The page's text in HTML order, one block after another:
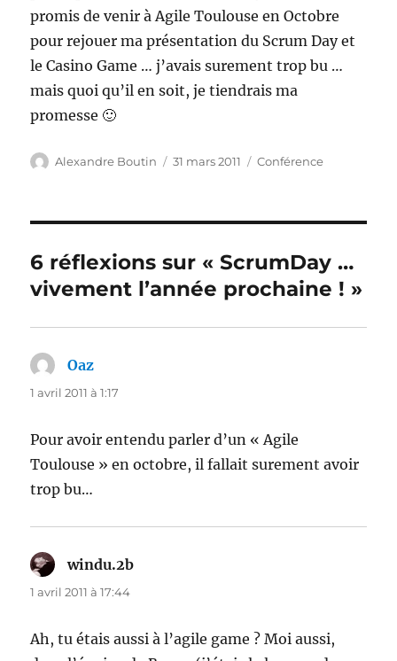
promis de venir à Agile Toulouse en Octobre
pour rejouer ma présentation du Scrum Day et
le Casino Game … j’avais surement trop bu …
mais quoi qu’il en soit, je tiendrais ma
promesse 🙂
Auteur
Alexandre Boutin
Publié
31 mars 2011 Catégories
Conférence
6 réflexions sur « ScrumDay …
vivement l’année prochaine ! »
Oaz
1 avril 2011 à 1:17
Pour avoir entendu parler d’un « Agile
Toulouse » en octobre, il fallait surement avoir
trop bu…
windu.2b
1 avril 2011 à 17:44
Ah, tu étais aussi à l’agile game ? Moi aussi,